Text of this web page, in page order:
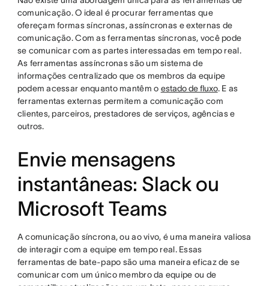
comunicação. O ideal é procurar ferramentas que
ofereçam formas síncronas, assíncronas e externas de
comunicação. Com as ferramentas síncronas, você pode
se comunicar com as partes interessadas em tempo real.
As ferramentas assíncronas são um sistema de
informações centralizado que os membros da equipe
podem acessar enquanto mantêm o estado de fluxo. E as
ferramentas externas permitem a comunicação com
clientes, parceiros, prestadores de serviços, agências e
outros.
Envie mensagens
instantâneas: Slack ou
Microsoft Teams
A comunicação síncrona, ou ao vivo, é uma maneira valiosa
de interagir com a equipe em tempo real. Essas
ferramentas de bate-papo são uma maneira eficaz de se
comunicar com um único membro da equipe ou de